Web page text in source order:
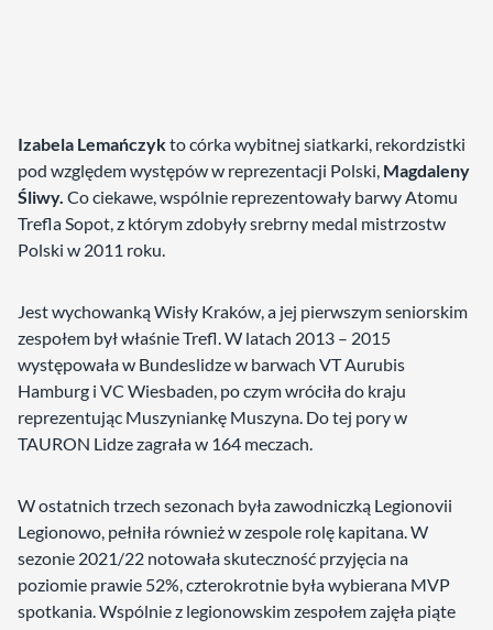
Izabela Lemańczykto córka wybitnej siatkarki, rekordzistki
pod względem występów w reprezentacji Polski, Magdaleny
Śliwy. Co ciekawe, wspólnie reprezentowały barwy Atomu
Trefla Sopot, z którym zdobyły srebrny medal mistrzostw
Polski w 2011 roku.
Jest wychowanką Wisły Kraków, a jej pierwszym seniorskim
zespołem był właśnie Trefl. W latach 2013 – 2015
występowała w Bundeslidze w barwach VT Aurubis
Hamburg i VC Wiesbaden, po czym wróciła do kraju
reprezentując Muszyniankę Muszyna. Do tej pory w
TAURON Lidze zagrała w 164 meczach.
W ostatnich trzech sezonach była zawodniczką Legionovii
Legionowo, pełniła również w zespole rolę kapitana. W
sezonie 2021/22 notowała skuteczność przyjęcia na
poziomie prawie 52%, czterokrotnie była wybierana MVP
spotkania. Wspólnie z legionowskim zespołem zajęła piąte